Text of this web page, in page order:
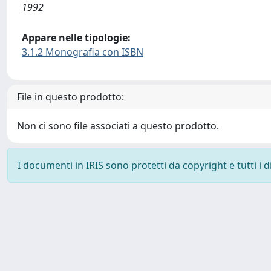
1992
Appare nelle tipologie:
3.1.2 Monografia con ISBN
File in questo prodotto:
Non ci sono file associati a questo prodotto.
I documenti in IRIS sono protetti da copyright e tutti i